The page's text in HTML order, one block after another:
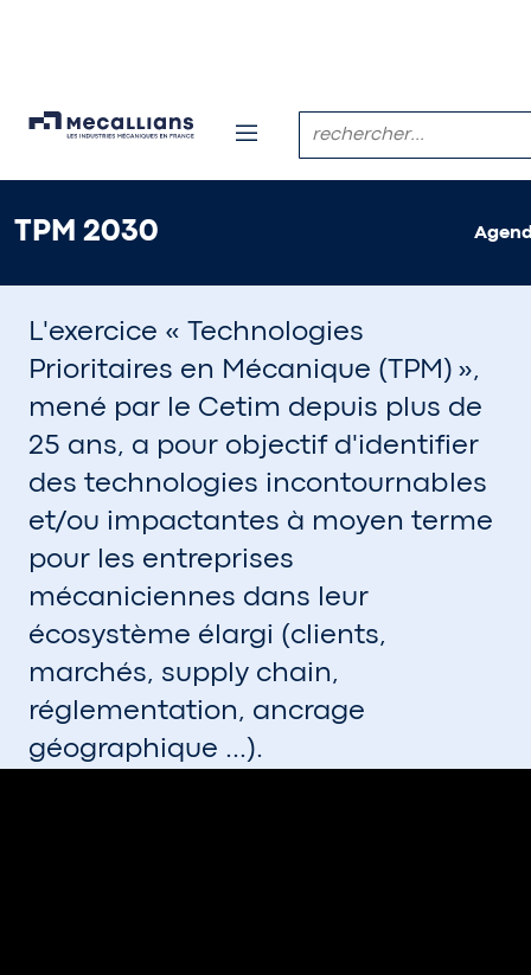
TPM 2030
L'exercice « Technologies
Prioritaires en Mécanique (TPM) »,
mené par le Cetim depuis plus de
25 ans, a pour objectif d'identifier
des technologies incontournables
et/ou impactantes à moyen terme
pour les entreprises
mécaniciennes dans leur
écosystème élargi (clients,
marchés, supply chain,
réglementation, ancrage
géographique …).